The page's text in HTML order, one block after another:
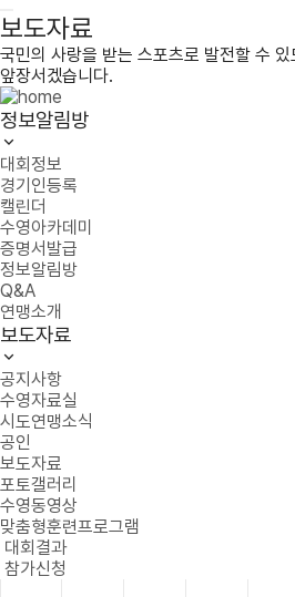
보도자료
국민의 사랑을 받는 스포츠로 발전할 수
앞장서겠습니다.
정보알림방
대회정보
경기인등록
캘린더
수영아카데미
증명서발급
정보알림방
Q&A
연맹소개
보도자료
공지사항
수영자료실
시도연맹소식
공인
보도자료
포토갤러리
수영동영상
맞춤형훈련프로그램
대회결과
참가신청